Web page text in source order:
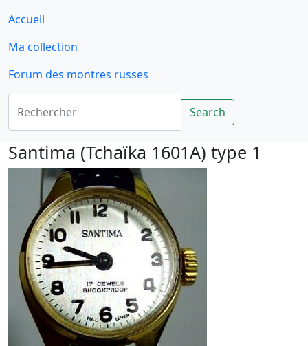
Accueil
Ma collection
Forum des montres russes
Rechercher
Search
Santima (Tchaïka 1601A) type 1